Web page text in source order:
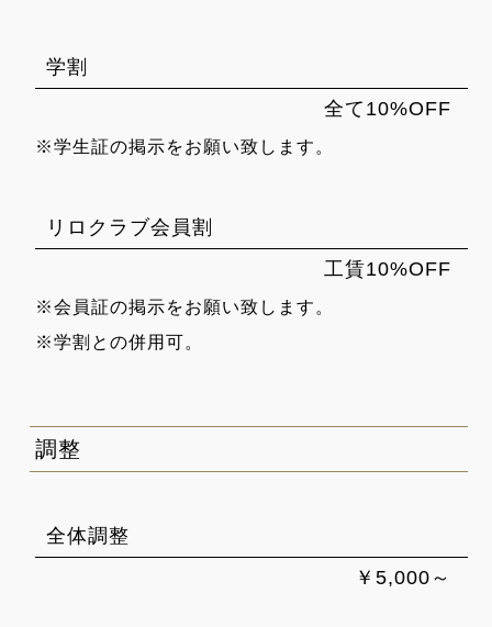
学割
全て10%OFF
※学生証の掲示をお願い致します。
リロクラブ会員割
工賃10%OFF
※会員証の掲示をお願い致します。
※学割との併用可。
調整
全体調整
￥5,000～